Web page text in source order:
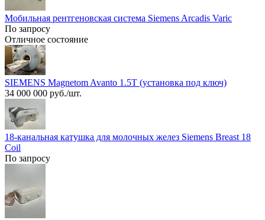
Мобильная рентгеновская система Siemens Arcadis Varic
По запросу
Отличное состояние
SIEMENS Magnetom Avanto 1.5T (установка под ключ)
34 000 000 руб./шт.
18-канальная катушка для молочных желез Siemens Breast 18
Coil
По запросу